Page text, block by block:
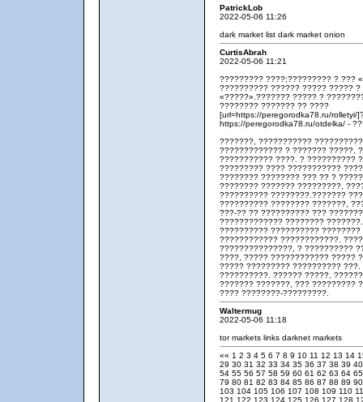
PatrickLob
2022-05-06 11:26
dark market list dark market onion
CurtisAbrah
2022-05-06 11:21
????????? ????;????????? ? ???
?????????? ?????? ????? ?????
«?????».??????? ????? ?
???????? ??????? ?? ????
[url=https://peregorodka78.ru/
https://peregorodka78.ru/otdelka/ -
???????, ???????????
????????????? ? ??????? ?????,
??????????? ????. ? ??????????
????????? ???? ???????????
???????? ???????? ??? ?? ?
???????? ??????? ?????????,
?????????? ????????.???????
?????????? ???????? ???????,
???-?? ?? ?????????? ???
????????????? ????????
?????????? ??????????
???????????? ????????????.
???????????????, ? ??????????
????, ????? ???????????? ?????
????? ????????? ??????????
??????????. ?????? ?????,
??????? ???????, ??? ?????????
???? ????????-?????????.
Waltermug
2022-05-06 11:18
tor markets links darknet markets
«« 1 2 3 4 5 6 7 8 9 10 11 12 13 14
29 30 31 32 33 34 35 36 37 38 39
54 55 56 57 58 59 60 61 62 63 64
79 80 81 82 83 84 85 86 87 88 89
103 104 105 106 107 108 109 110